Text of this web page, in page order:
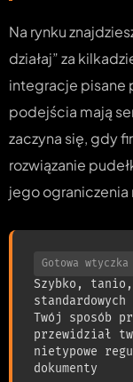
Na rynku
działaj” za
integracje pisane
podejścia mają
zaczyna się, gdy
rozwiązanie
jego ograniczenia
Gotowa
Szybko,
Twój sposób
przewidział
nietypowe
dokumenty